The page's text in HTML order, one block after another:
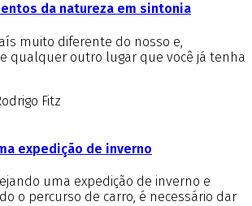
da natureza em sintonia
muito diferente do nosso e,
qualquer outro lugar que você já tenha
Fitz
expedição de inverno
uma expedição de inverno e
o percurso de carro, é necessário dar